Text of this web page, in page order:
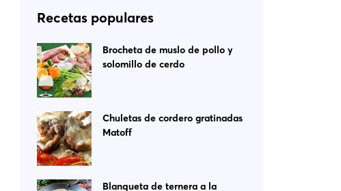
Recetas populares
Brocheta de muslo de pollo y
solomillo de cerdo
Chuletas de cordero gratinadas
Matoff
Blanqueta de ternera a la